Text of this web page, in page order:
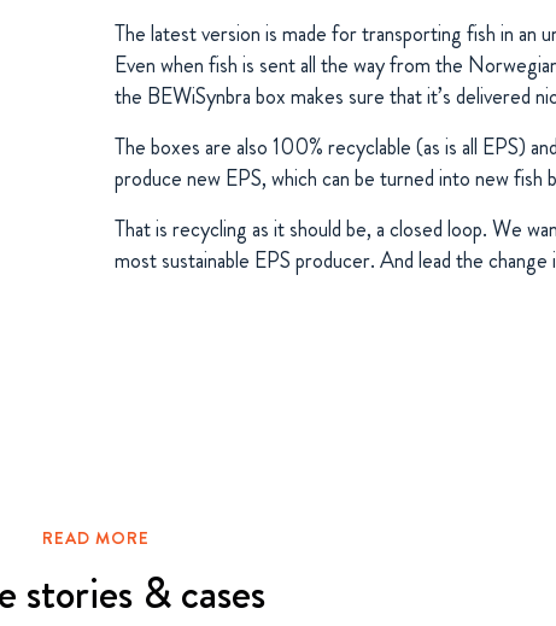
The latest version is made for transporting fish in an
Even when fish is sent all the way from the
the BEWiSynbra box makes sure that it’s delivered
The boxes are also 100% recyclable (as is all EPS)
produce new EPS, which can be turned into new fish
That is recycling as it should be, a closed loop. We
most sustainable EPS producer. And lead the
READ MORE
stories & cases